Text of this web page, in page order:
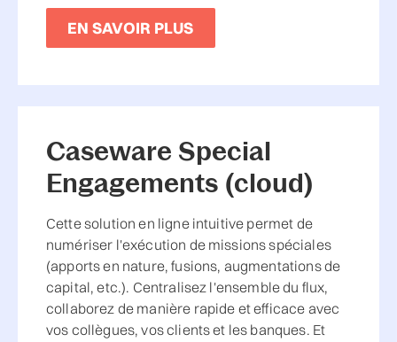
EN SAVOIR PLUS
Caseware Special
Engagements (cloud)
Cette solution en ligne intuitive permet de
numériser l'exécution de missions spéciales
(apports en nature, fusions, augmentations de
capital, etc.). Centralisez l'ensemble du flux,
collaborez de manière rapide et efficace avec
vos collègues, vos clients et les banques. Et